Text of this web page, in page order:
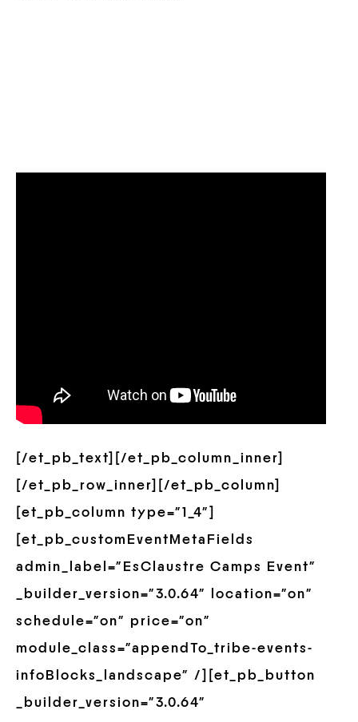
[/et_pb_text][/et_pb_column_inner]
[/et_pb_row_inner][/et_pb_column]
[et_pb_column type=”1_4″]
[et_pb_customEventMetaFields
admin_label=”EsClaustre Camps Event”
_builder_version=”3.0.64″ location=”on”
schedule=”on” price=”on”
module_class=”appendTo_tribe-events-
infoBlocks_landscape” /][et_pb_button
_builder_version=”3.0.64″